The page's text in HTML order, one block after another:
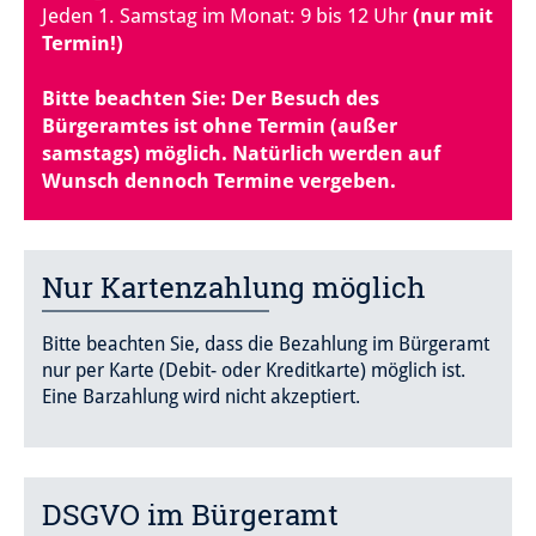
Jeden 1. Samstag im Monat: 9 bis 12 Uhr (nur mit
Termin!)
Bitte beachten Sie: Der Besuch des
Bürgeramtes ist ohne Termin (außer
samstags) möglich. Natürlich werden auf
Wunsch dennoch Termine vergeben.
Nur Kartenzahlung möglich
Bitte beachten Sie, dass die Bezahlung im Bürgeramt
nur per Karte (Debit- oder Kreditkarte) möglich ist.
Eine Barzahlung wird nicht akzeptiert.
DSGVO im Bürgeramt